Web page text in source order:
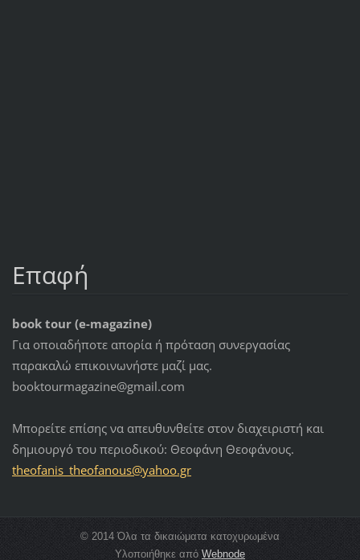
Επαφή
book tour (e-magazine)
Για οποιαδήποτε απορία ή πρόταση συνεργασίας
παρακαλώ επικοινωνήστε μαζί μας.
booktourmagazine@gmail.com
Μπορείτε επίσης να απευθυνθείτε στον διαχειριστή και
δημιουργό του περιοδικού: Θεοφάνη Θεοφάνους.
theofanis_theofanous@yahoo.gr
© 2014 Όλα τα δικαιώματα κατοχυρωμένα
Υλοποιήθηκε από Webnode